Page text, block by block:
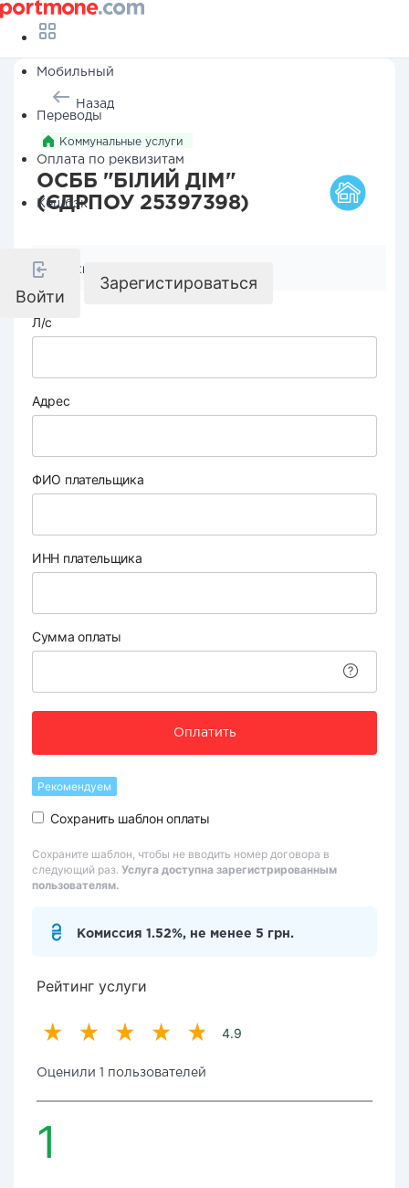
Мобильный
Переводы
Оплата по реквизитам
Кешбэк
Войти
Зарегистироваться
Назад
Коммунальные услуги
ОСББ "БІЛИЙ ДІМ"
(ЄДРПОУ 25397398)
Реквизиты компании
Л/с
Адрес
ФИО плательщика
ИНН плательщика
Сумма оплаты
Оплатить
Рекомендуем
Сохранить шаблон оплаты
Сохраните шаблон, чтобы не вводить номер договора в
следующий раз. Услуга доступна зарегистрированным
пользователям.
Комиссия 1.52%, не менее 5 грн.
Рейтинг услуги
4.9
Оценили 1 пользователей
1